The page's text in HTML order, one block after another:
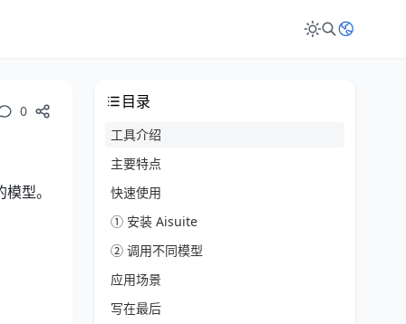
0
型。
目录
工具介绍
主要特点
快速使用
① 安装 Aisuite
② 调用不同模型
应用场景
写在最后